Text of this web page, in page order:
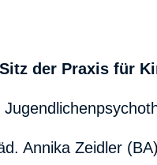
der Praxis für
Annika Zeidler (BA)